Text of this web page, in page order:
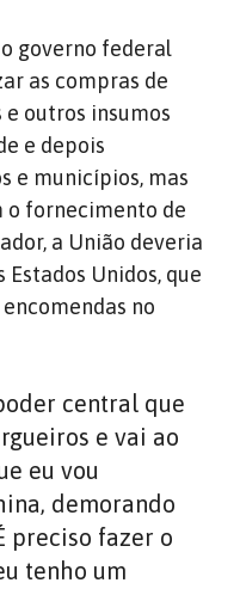
governo federal
as compras de
e outros insumos
e depois
e municípios, mas
o fornecimento de
a União deveria
Unidos, que
no
central que
e vai ao
eu vou
demorando
preciso fazer o
tenho um